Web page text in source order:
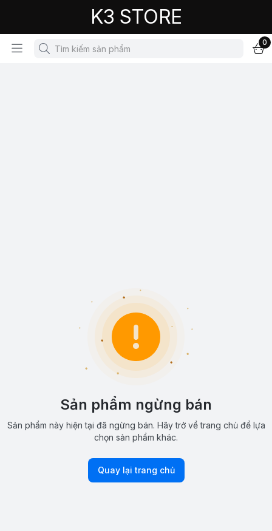
K3 STORE
0
Sản phẩm ngừng bán
Sản phẩm này hiện tại đã ngừng bán. Hãy trở về trang chủ để lựa
chọn sản phẩm khác.
Quay lại trang chủ